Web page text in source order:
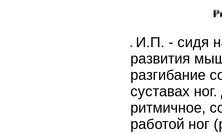
И.П. - сидя
развития
разгибание
суставах
ритмичное,
работой ног